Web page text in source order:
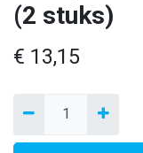
(2 stuks)
€ 13,15